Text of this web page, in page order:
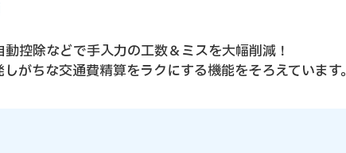
控除などで手入力の工数＆ミスを大幅削減！
がちな交通費精算をラクにする機能をそろえています。